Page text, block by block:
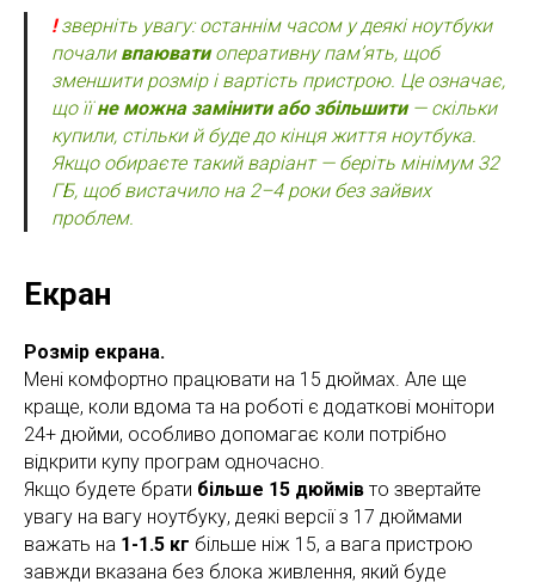
!зверніть увагу: останнім часом у деякі ноутбуки
почали впаюватиоперативну пам’ять, щоб
зменшити розмір і вартість пристрою. Це означає,
що їїне можна замінити або збільшити— скільки
купили, стільки й буде до кінця життя ноутбука.
Якщо обираєте такий варіант — беріть мінімум 32
ГБ, щоб вистачило на 2–4 роки без зайвих
проблем.
Екран
Розмір екрана.
Мені комфортно працювати на 15 дюймах. Але ще
краще, коли вдома та на роботі є додаткові монітори
24+ дюйми, особливо допомагає коли потрібно
відкрити купу програм одночасно.
Якщо будете брати більше 15 дюймів то звертайте
увагу на вагу ноутбуку, деякі версії з 17 дюймами
важать на 1-1.5 кг більше ніж 15, а вага пристрою
завжди вказана без блока живлення, який буде